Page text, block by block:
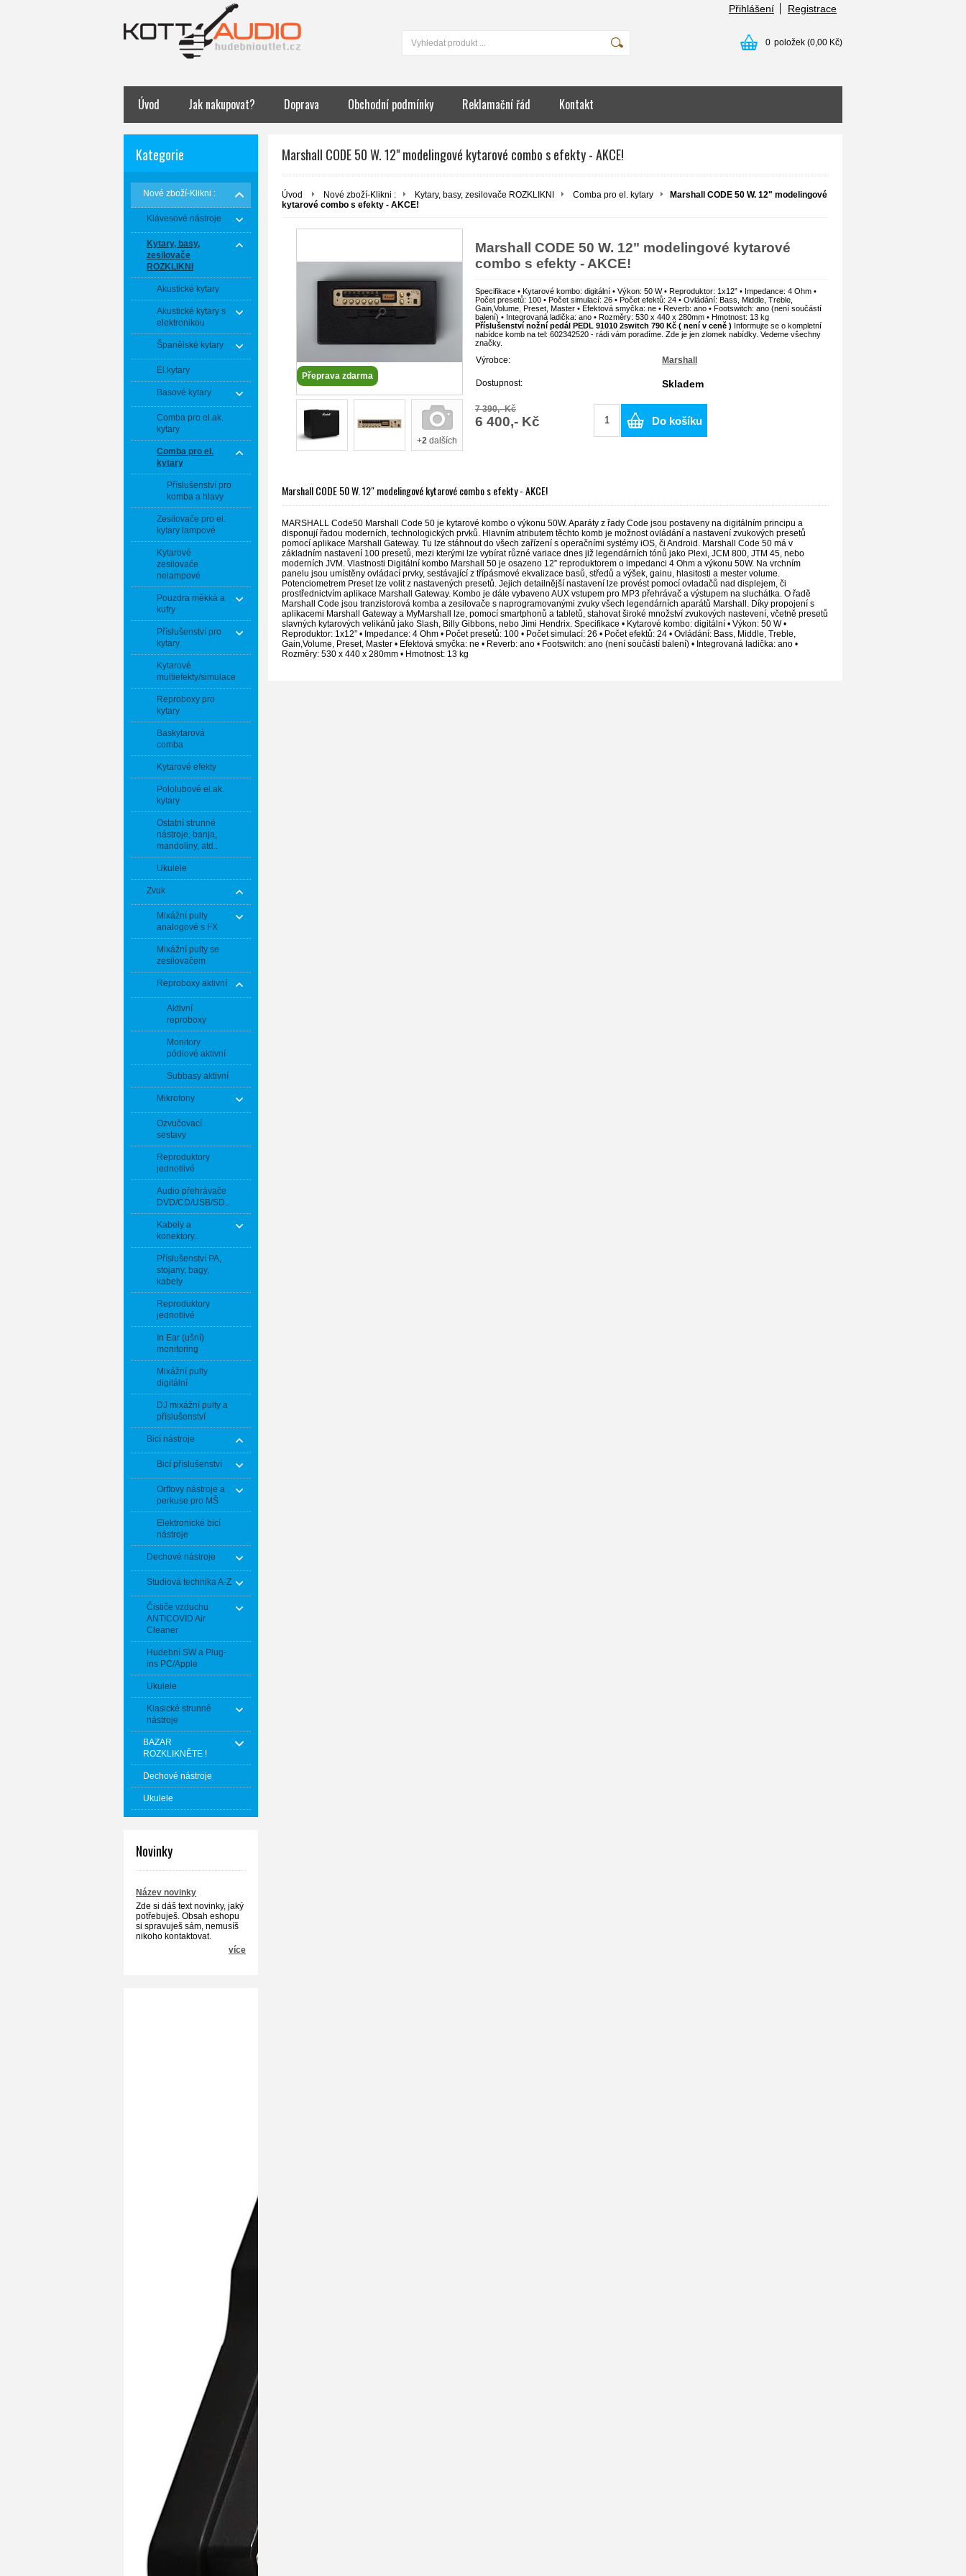
Přihlášení Registrace
0 položek (0,00 Kč)
Úvod Jak nakupovat? Doprava Obchodní podmínky Reklamační řád Kontakt
Kategorie
Nové zboží-Klikni :
Klávesové nástroje
Kytary, basy,
zesilovače
ROZKLIKNI
Akustické kytary
Akustické kytary s
elektronikou
Španělské kytary
El.kytary
Basové kytary
Comba pro el.ak.
kytary
Comba pro el.
kytary
Příslušenství pro
komba a hlavy
Zesilovače pro el.
kytary lampové
Kytarové
zesilovače
nelampové
Pouzdra měkká a
kufry
Příslušenství pro
kytary
Kytarové
multiefekty/simulace
Reproboxy pro
kytary
Baskytarová
comba
Kytarové efekty
Pololubové el.ak.
kytary
Ostatní strunné
nástroje, banja,
mandoliny, atd..
Ukulele
Zvuk
Mixážní pulty
analogové s FX
Mixážní pulty se
zesilovačem
Reproboxy aktivní
Aktivní
reproboxy
Monitory
pódiové aktivní
Subbasy aktivní
Mikrofony
Ozvučovací
sestavy
Reproduktory
jednotlivé
Audio přehrávače
DVD/CD/USB/SD..
Kabely a
konektory..
Příslušenství PA,
stojany, bagy,
kabely
Reproduktory
jednotlivé
In Ear (ušní)
monitoring
Mixážní pulty
digitální
DJ mixážní pulty a
příslušenství
Bicí nástroje
Bicí příslušenství
Orffovy nástroje a
perkuse pro MŠ
Elektronické bicí
nástroje
Dechové nástroje
Studiová technika A-Z
Čističe vzduchu
ANTICOVID Air
Cleaner
Hudební SW a Plug-
ins PC/Apple
Ukulele
Klasické strunné
nástroje
BAZAR
ROZKLIKNĚTE !
Dechové nástroje
Ukulele
Novinky
Název novinky
Zde si dáš text novinky, jaký
potřebuješ. Obsah eshopu
si spravuješ sám, nemusíš
nikoho kontaktovat.
více
Marshall CODE 50 W. 12" modelingové kytarové combo s efekty - AKCE!
Úvod Nové zboží-Klikni : Kytary, basy, zesilovače ROZKLIKNI Comba pro el. kytary
Marshall CODE 50 W. 12" modelingové
kytarové combo s efekty - AKCE!
Přeprava zdarma
+2 dalších
Marshall CODE 50 W. 12" modelingové kytarové
combo s efekty - AKCE!
Specifikace • Kytarové kombo: digitální • Výkon: 50 W • Reproduktor: 1x12” • Impedance: 4 Ohm •
Počet presetů: 100 • Počet simulací: 26 • Počet efektů: 24 • Ovládání: Bass, Middle, Treble,
Gain,Volume, Preset, Master • Efektová smyčka: ne • Reverb: ano • Footswitch: ano (není součástí
balení) • Integrovaná ladička: ano • Rozměry: 530 x 440 x 280mm • Hmotnost: 13 kg
Příslušenství nožní pedál PEDL 91010 2switch 790 Kč ( není v ceně ) Informujte se o kompletní
nabídce komb na tel: 602342520 - rádi vám poradíme. Zde je jen zlomek nabídky. Vedeme všechny
značky.
Výrobce: Marshall
Dostupnost: Skladem
7 390,- Kč
6 400,- Kč Do košíku
Marshall CODE 50 W. 12" modelingové kytarové combo s efekty - AKCE!
MARSHALL Code50 Marshall Code 50 je kytarové kombo o výkonu 50W. Aparáty z řady Code jsou postaveny na digitálním principu a
disponují řadou moderních, technologických prvků. Hlavním atributem těchto komb je možnost ovládání a nastavení zvukových presetů
pomocí aplikace Marshall Gateway. Tu lze stáhnout do všech zařízení s operačními systémy iOS, či Android. Marshall Code 50 má v
základním nastavení 100 presetů, mezi kterými lze vybírat různé variace dnes již legendárních tónů jako Plexi, JCM 800, JTM 45, nebo
moderních JVM. Vlastnosti Digitální kombo Marshall 50 je osazeno 12” reproduktorem o impedanci 4 Ohm a výkonu 50W. Na vrchním
panelu jsou umístěny ovládací prvky, sestávající z třípásmové ekvalizace basů, středů a výšek, gainu, hlasitosti a mester volume.
Potenciometrem Preset lze volit z nastavených presetů. Jejich detailnější nastavení lze provést pomocí ovladačů nad displejem, či
prostřednictvím aplikace Marshall Gateway. Kombo je dále vybaveno AUX vstupem pro MP3 přehrávač a výstupem na sluchátka. O řadě
Marshall Code jsou tranzistorová komba a zesilovače s naprogramovanými zvuky všech legendárních aparátů Marshall. Díky propojení s
aplikacemi Marshall Gateway a MyMarshall lze, pomocí smartphonů a tabletů, stahovat široké množství zvukových nastevení, včetně presetů
slavných kytarových velikánů jako Slash, Billy Gibbons, nebo Jimi Hendrix. Specifikace • Kytarové kombo: digitální • Výkon: 50 W •
Reproduktor: 1x12” • Impedance: 4 Ohm • Počet presetů: 100 • Počet simulací: 26 • Počet efektů: 24 • Ovládání: Bass, Middle, Treble,
Gain,Volume, Preset, Master • Efektová smyčka: ne • Reverb: ano • Footswitch: ano (není součástí balení) • Integrovaná ladička: ano •
Rozměry: 530 x 440 x 280mm • Hmotnost: 13 kg